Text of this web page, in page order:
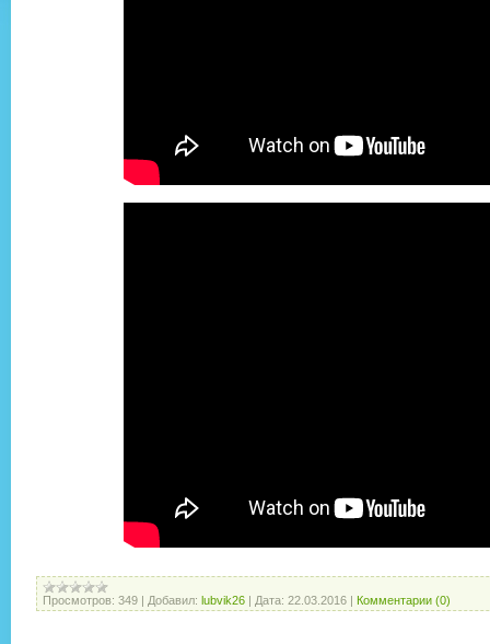
Просмотров: 349 Добавил: lubvik26 Дата: 22.03.2016 Комментарии (0)